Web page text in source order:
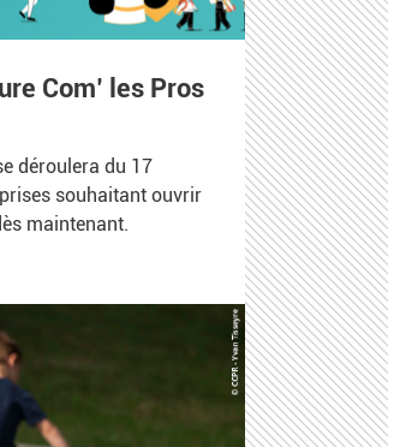
Com’ les Pros
déroulera du 17
souhaitant ouvrir
maintenant.